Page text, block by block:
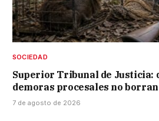
SOCIEDAD
Superior Tribunal de Justicia:
demoras procesales no
7 de agosto de 2026